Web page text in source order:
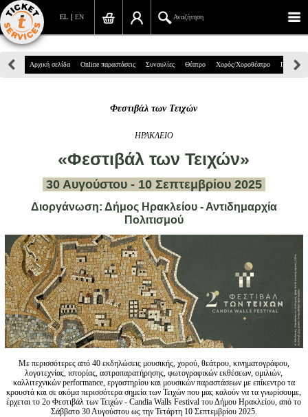
EN
EL Αναζήτηση
Πανεπιστημίου 39, Αθήνα
info@ticketservices.gr
Σύνδεση/Εγγραφή
Αναζήτηση παραγγελίας
Προσωπικά Δεδομένα
Πληροφορίες
Είσοδος διαχειριστή
Αρχική σελίδα Online παραστάσεις Συναυλίες Θέατρο Χορός/Χοροθέατρο Παιδικά
Φεστιβάλ των Τειχών
ΗΡΑΚΛΕΙΟ
«Φεστιβάλ των Τειχών»
30 Αυγούστου - 10 Σεπτεμβρίου 2025
Διοργάνωση: Δήμος Ηρακλείου - Αντιδημαρχία
Πολιτισμού
Με περισσότερες από 40 εκδηλώσεις μουσικής, χορού, θεάτρου, κινηματογράφου,
λογοτεχνίας, ιστορίας, αστροπαρατήρησης, φωτογραφικών εκθέσεων, ομιλιών,
καλλιτεχνικών performance, εργαστηρίου και μουσικών παραστάσεων με επίκεντρο τα
κρουστά και σε ακόμα περισσότερα σημεία των Τειχών που μας καλούν να τα γνωρίσουμε,
έρχεται το 2ο Φεστιβάλ των Τειχών - Candia Walls Festival του Δήμου Ηρακλείου, από το
Σάββατο 30 Αυγούστου ως την Τετάρτη 10 Σεπτεμβρίου 2025.